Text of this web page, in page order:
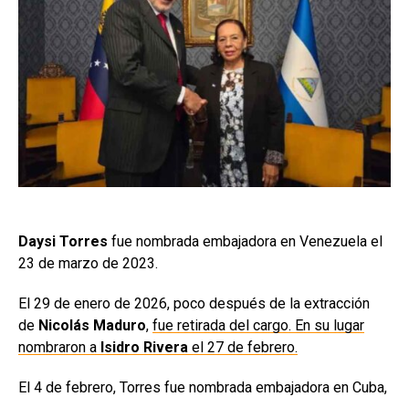
Daysi Torres fue nombrada embajadora en Venezuela el
23 de marzo de 2023.
El 29 de enero de 2026, poco después de la extracción
de Nicolás Maduro, fue retirada del cargo. En su lugar
nombraron a Isidro Rivera el 27 de febrero.
El 4 de febrero, Torres fue nombrada embajadora en Cuba,